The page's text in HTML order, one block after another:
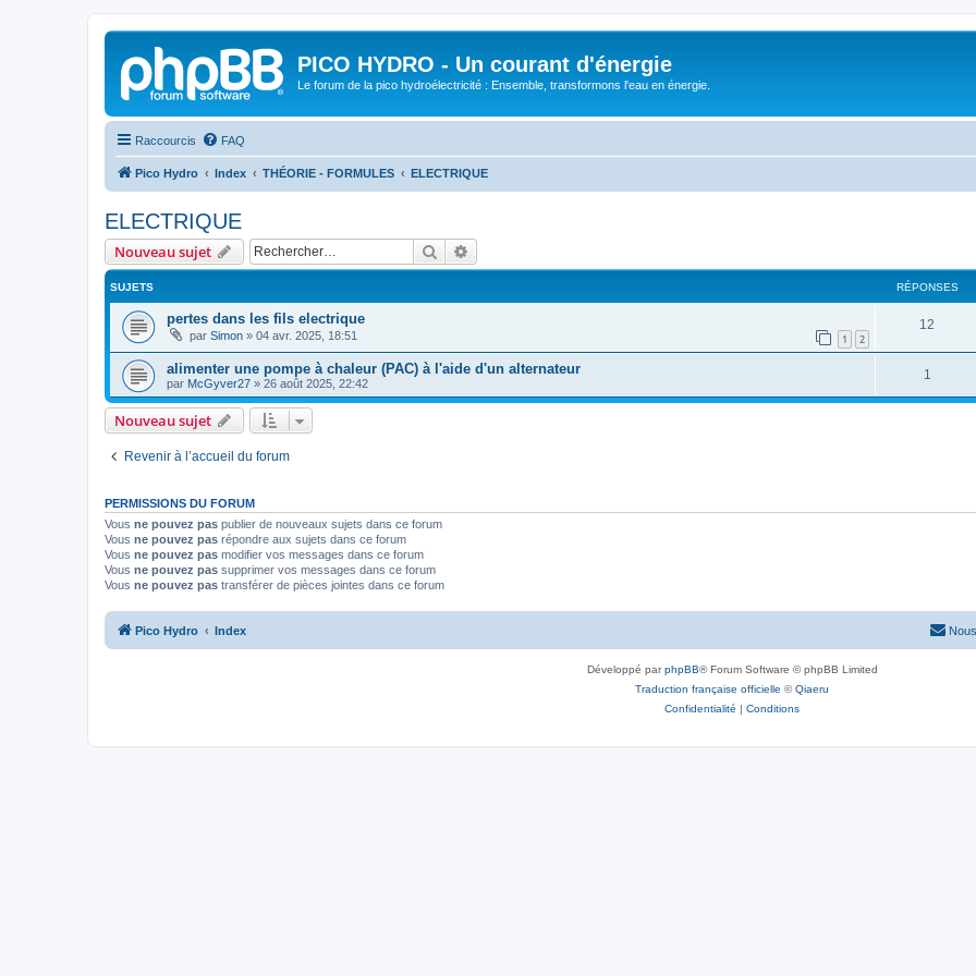
PICO HYDRO - Un courant d'énergie
Le forum de la pico hydroélectricité : Ensemble, transformons l'eau en énergie.
Raccourcis FAQ
Pico Hydro Index THÉORIE - FORMULES ELECTRIQUE
ELECTRIQUE
Nouveau sujet Rechercher
SUJETS RÉPONSES
pertes dans les fils electrique
par Simon » 04 avr. 2025, 18:51 1 2
12
é
o
alimenter une pompe à chaleur (PAC) à l'aide d'un alternateur
par McGyver27 » 26 août 2025, 22:42
1
é
s
Nouveau sujet
Revenir à l’accueil du forum
PERMISSIONS DU FORUM
Vous ne pouvez pas publier de nouveaux sujets dans ce forum
Vous ne pouvez pas répondre aux sujets dans ce forum
Vous ne pouvez pas modifier vos messages dans ce forum
Vous ne pouvez pas supprimer vos messages dans ce forum
Vous ne pouvez pas transférer de pièces jointes dans ce forum
Pico Hydro Index
Développé parphpBB® Forum Software © phpBB Limited
Traduction française officielle ©Qiaeru
Confidentialité | Conditions